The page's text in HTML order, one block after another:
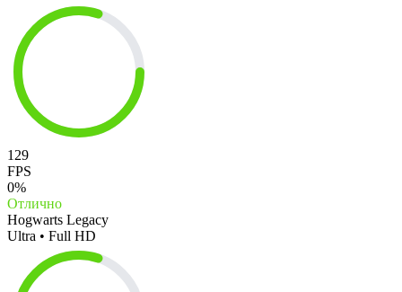
129
FPS
0%
Отлично
Hogwarts Legacy
Ultra • Full HD